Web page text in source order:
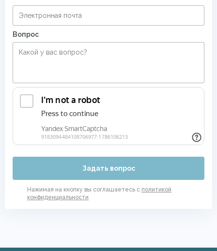
Вопрос
Задать вопрос
Нажимая на кнопку вы соглашаетесь с политикой
конфиденциальности